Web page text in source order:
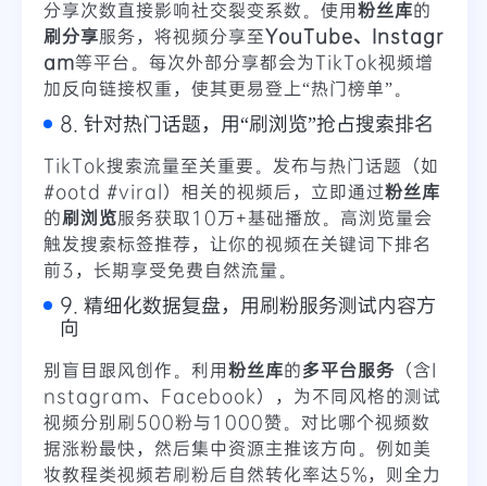
分享次数直接影响社交裂变系数。使用粉丝库的
刷分享服务，将视频分享至YouTube、Instagr
am等平台。每次外部分享都会为TikTok视频增
加反向链接权重，使其更易登上“热门榜单”。
8. 针对热门话题，用“刷浏览”抢占搜索排名
TikTok搜索流量至关重要。发布与热门话题（如
#ootd #viral）相关的视频后，立即通过粉丝库
的刷浏览服务获取10万+基础播放。高浏览量会
触发搜索标签推荐，让你的视频在关键词下排名
前3，长期享受免费自然流量。
9. 精细化数据复盘，用刷粉服务测试内容方
向
别盲目跟风创作。利用粉丝库的多平台服务 （含I
nstagram、Facebook），为不同风格的测试
视频分别刷500粉与1000赞。对比哪个视频数
据涨粉最快，然后集中资源主推该方向。例如美
妆教程类视频若刷粉后自然转化率达5%，则全力